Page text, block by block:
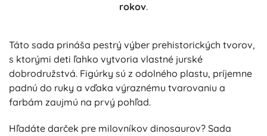
rokov.
Táto sada prináša pestrý výber prehistorických tvorov,
s ktorými deti ľahko vytvoria vlastné jurské
dobrodružstvá. Figúrky sú z odolného plastu, príjemne
padnú do ruky a vďaka výraznému tvarovaniu a
farbám zaujmú na prvý pohľad.
Hľadáte darček pre milovníkov dinosaurov? Sada